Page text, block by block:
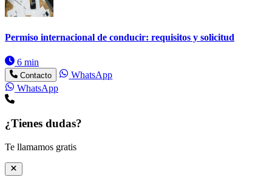
Permiso internacional de conducir: requisitos y solicitud
6 min
Contacto
WhatsApp
WhatsApp
¿Tienes dudas?
Te llamamos gratis